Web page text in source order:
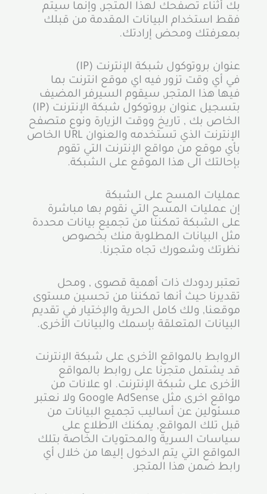
بك أثناء تصفحك لهذا المتجر, وإنما سيتم
فقط استخدام البيانات المقدمة من قبلك
بمعرفتك ومحض إرادتك.
عنوان بروتوكول شبكة الإنترنت (IP)
في أي وقت تزور فيه اي موقع انترنت بما
فيها هذا المتجر, سيقوم السيرفر المضيف
بتسجيل عنوان بروتوكول شبكة الإنترنت (IP)
الخاص بك , تاريخ ووقت الزيارة ونوع متصفح
الإنترنت الذي تستخدمه والعنوان URL الخاص
بأي موقع من مواقع الإنترنت التي تقوم
بإحالتك الى هذا الموقع على الشبكة.
عمليات المسح على الشبكة
إن عمليات المسح التي نقوم بها مباشرة
على الشبكة تمكننا من تجميع بيانات محددة
مثل البيانات المطلوبة منك بخصوص
نظرتك وشعورك تجاه متجرنا.
تعتبر ردودك ذات أهمية قصوى , ومحل
تقديرنا حيث أنها تمكننا من تحسين مستوى
موقعنا, ولك كامل الحرية والإختيار في تقديم
البيانات المتعلقة بإسمك والبيانات الأخرى.
الروابط بالمواقع الأخرى على شبكة الإنترنت
قد يشتمل متجرنا على روابط بالمواقع
الأخرى على شبكة الإنترنت. او علانات من
مواقع اخرى مثل Google AdSense ولا نعتبر
مسئولين عن أساليب تجميع البيانات من
قبل تلك المواقع, يمكنك الاطلاع على
سياسات السرية والمحتويات الخاصة بتلك
المواقع التي يتم الدخول إليها من خلال أي
رابط ضمن هذا المتجر.